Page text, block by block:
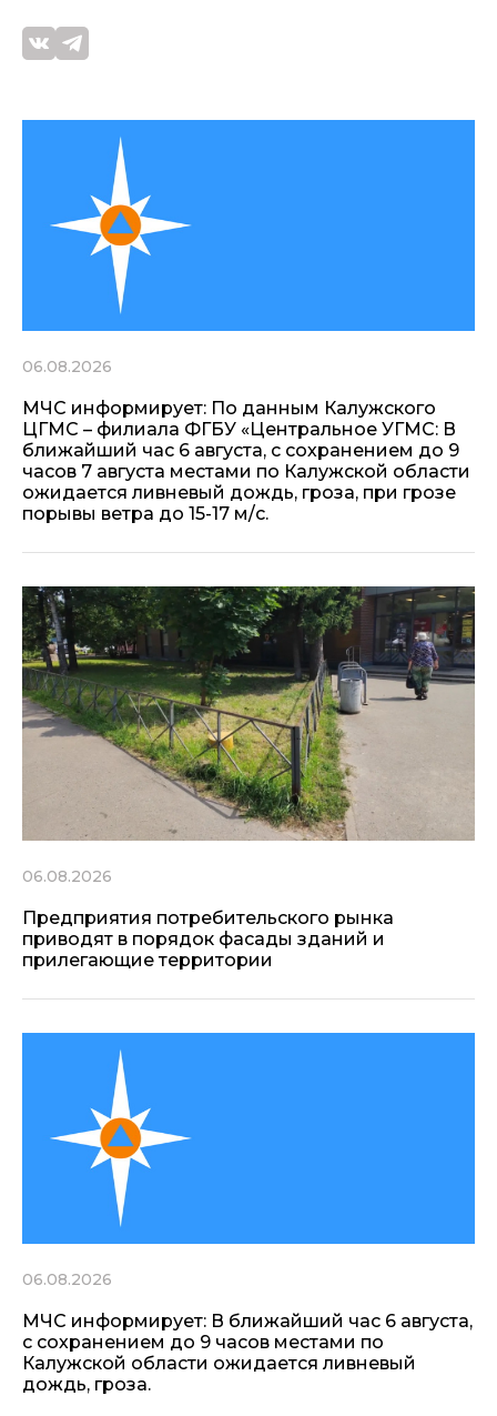
06.08.2026
МЧС информирует: По данным Калужского
ЦГМС – филиала ФГБУ «Центральное УГМС: В
ближайший час 6 августа, с сохранением до 9
часов 7 августа местами по Калужской области
ожидается ливневый дождь, гроза, при грозе
порывы ветра до 15-17 м/с.
06.08.2026
Предприятия потребительского рынка
приводят в порядок фасады зданий и
прилегающие территории
06.08.2026
МЧС информирует: В ближайший час 6 августа,
с сохранением до 9 часов местами по
Калужской области ожидается ливневый
дождь, гроза.